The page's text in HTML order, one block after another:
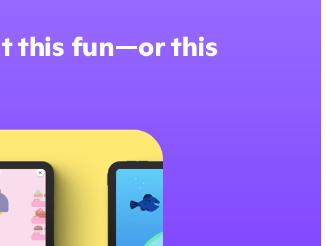
this fun—or this